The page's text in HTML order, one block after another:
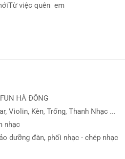
việc quên em
HÀ ĐÔNG
Violin, Kèn, Trống, Thanh Nhạc ...
nhạc
dưỡng đàn, phối nhạc - chép nhạc